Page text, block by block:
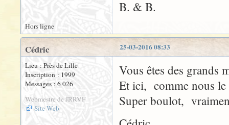
B. & B.
Hors ligne
25-03-2016 08:33
Cédric
Lieu : Près de Lille
Inscription : 1999
Messages : 6 026
Webmestre de JRRVF
Site Web
Vous êtes des grands
Et ici, comme nous
Super boulot,